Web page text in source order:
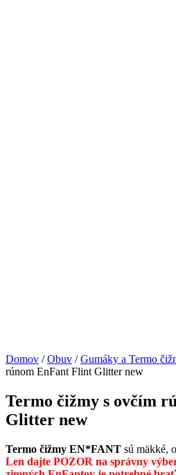
Domov /Obuv /Gumáky a Termo
rúnom EnFant Flint Glitter new
Termo čižmy s ovčím
Glitter new
Termo čižmy EN*FANT sú mäkké,
Len dajte POZOR na správny